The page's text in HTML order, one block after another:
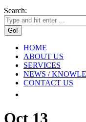
Search:
HOME
ABOUT US
SERVICES
NEWS /
CONTACT US
Oct 13